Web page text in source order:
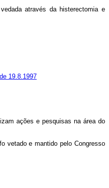
através da histerectomia e
19.8.1997
ações e pesquisas na área do
vetado e mantido pelo Congresso